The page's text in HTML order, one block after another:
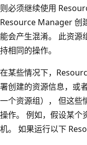
则必须继续使用
Resource Manager 创
能会产生混淆。 此资源
持相同的操作。
在某些情况下，
署创建的资源信息，或
一个资源组）， 但这些
操作。 例如，假设某个
机。 如果运行以下